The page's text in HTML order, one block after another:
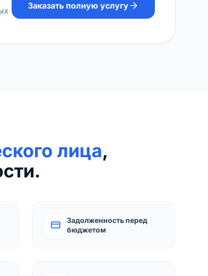
Заказать полную услугу
лица,
Задолженность перед
бюджетом